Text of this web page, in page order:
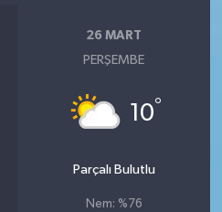
26 MART
PERŞEMBE
10°
Parçalı Bulutlu
Nem: %76